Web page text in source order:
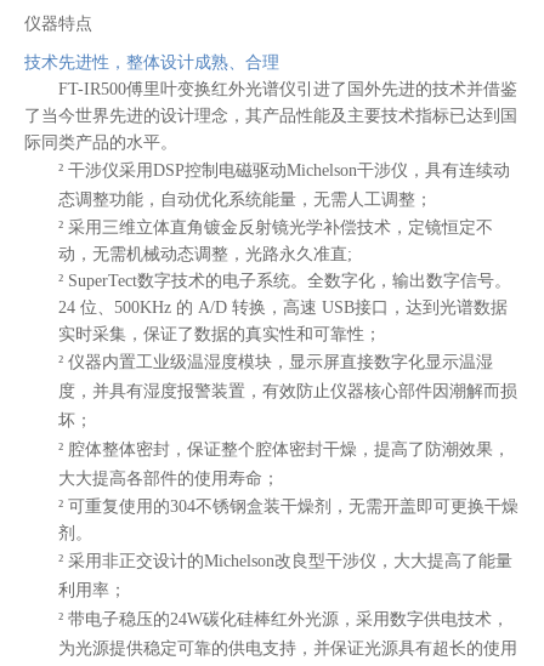
仪器特点
技术先进性，整体设计成熟、合理
FT-IR500傅里 叶变换红外光谱仪引进了国外先进的技术并借鉴
了当今世界先进的设计理念，其产品性能及主要技术指标已达到国
际同类产品的水平。
² 干涉仪采用DSP控制电磁驱动Michelson干涉仪，具有连续动
态调整功能，自动优化系统能量，无需人工调整；
² 采用三维立体直角镀金反射镜光学补偿技术，定镜恒定不
动，无需机械动态调整，光路永久准直;
² SuperTect数字技术的电子系统。全数字化，输出数字信号。
24 位、500KHz 的 A/D 转换，高速 USB接口，达到光谱数据
实时采集，保证了数据的真实性和可靠性；
² 仪器内置工业级温湿度模块，显示屏直接数字化显示温湿
度，并具有湿度报警装置，有效防止仪器核心部件因潮解而损
坏；
² 腔体整体密封，保证整个腔体密封干燥，提高了防潮效果，
大大提高各部件的使用寿命；
² 可重复使用的304不锈钢盒装干燥剂，无需开盖即可更换干燥
剂。
² 采用非正交设计的Michelson改良型干涉仪，大大提高了能量
利用率；
² 带电子稳压的24W碳化硅棒红外光源，采用数字供电技术，
为光源提供稳定可靠的供电支持，并保证光源具有超长的使用